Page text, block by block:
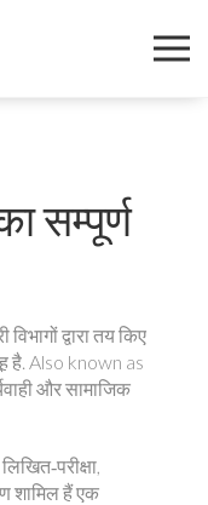
सम्पूर्ण
विभागों द्वारा तय किए
है. Also known as
और सामाजिक
शामिल हैंएक